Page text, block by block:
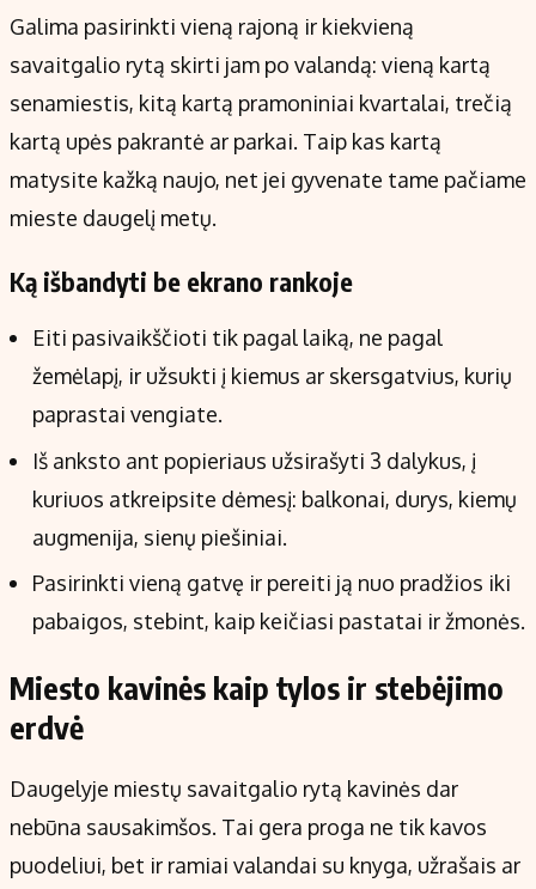
Galima pasirinkti vieną rajoną ir kiekvieną
savaitgalio rytą skirti jam po valandą: vieną kartą
senamiestis, kitą kartą pramoniniai kvartalai, trečią
kartą upės pakrantė ar parkai. Taip kas kartą
matysite kažką naujo, net jei gyvenate tame pačiame
mieste daugelį metų.
Ką išbandyti be ekrano rankoje
Eiti pasivaikščioti tik pagal laiką, ne pagal
žemėlapį, ir užsukti į kiemus ar skersgatvius, kurių
paprastai vengiate.
Iš anksto ant popieriaus užsirašyti 3 dalykus, į
kuriuos atkreipsite dėmesį: balkonai, durys, kiemų
augmenija, sienų piešiniai.
Pasirinkti vieną gatvę ir pereiti ją nuo pradžios iki
pabaigos, stebint, kaip keičiasi pastatai ir žmonės.
Miesto kavinės kaip tylos ir stebėjimo
erdvė
Daugelyje miestų savaitgalio rytą kavinės dar
nebūna sausakimšos. Tai gera proga ne tik kavos
puodeliui, bet ir ramiai valandai su knyga, užrašais ar